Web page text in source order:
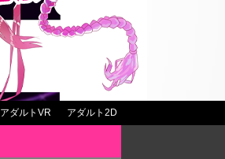
アダルトVR アダルト2D